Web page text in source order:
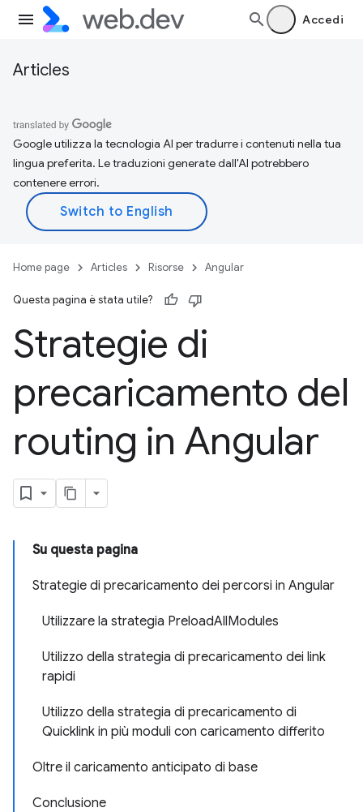
Accedi
Articles
Google utilizza la tecnologia AI per tradurre i contenuti nella tua
lingua preferita. Le traduzioni generate dall'AI potrebbero
contenere errori.
Home page Articles Risorse Angular
Questa pagina è stata utile?
Strategie di
precaricamento del
routing in Angular
Su questa pagina
Strategie di precaricamento dei percorsi in Angular
Utilizzare la strategia PreloadAllModules
Utilizzo della strategia di precaricamento dei link
rapidi
Utilizzo della strategia di precaricamento di
Quicklink in più moduli con caricamento differito
Oltre il caricamento anticipato di base
Conclusione